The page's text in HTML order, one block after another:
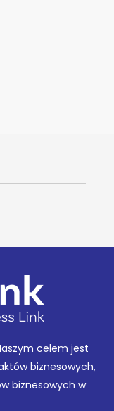
celem jest
biznesowych,
biznesowych w